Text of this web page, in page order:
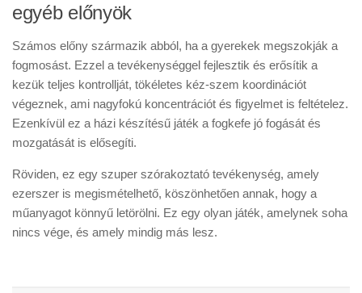
egyéb előnyök
Számos előny származik abból, ha a gyerekek megszokják a
fogmosást. Ezzel a tevékenységgel fejlesztik és erősítik a
kezük teljes kontrollját, tökéletes kéz-szem koordinációt
végeznek, ami nagyfokú koncentrációt és figyelmet is feltételez.
Ezenkívül ez a házi készítésű játék a fogkefe jó fogását és
mozgatását is elősegíti.
Röviden, ez egy szuper szórakoztató tevékenység, amely
ezerszer is megismételhető, köszönhetően annak, hogy a
műanyagot könnyű letörölni. Ez egy olyan játék, amelynek soha
nincs vége, és amely mindig más lesz.